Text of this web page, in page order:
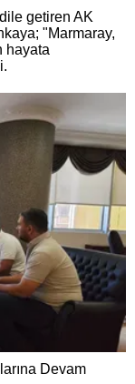
getiren AK
"Marmaray,
hayata
Devam